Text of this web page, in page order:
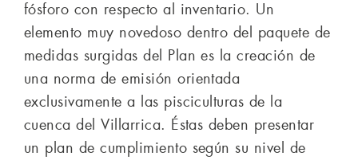
fósforo con respecto al inventario. Un
elemento muy novedoso dentro del paquete de
medidas surgidas del Plan es la creación de
una norma de emisión orientada
exclusivamente a las pisciculturas de la
cuenca del Villarrica. Éstas deben presentar
un plan de cumplimiento según su nivel de